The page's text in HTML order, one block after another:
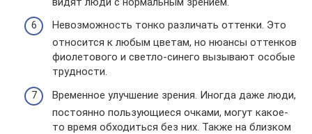
Невозможность тонко различать оттенки. Это
относится к любым цветам, но нюансы оттенков
фиолетового и светло-синего вызывают особые
трудности.
Временное улучшение зрения. Иногда даже люди,
постоянно пользующиеся очками, могут какое-
то время обходиться без них. Также на близком